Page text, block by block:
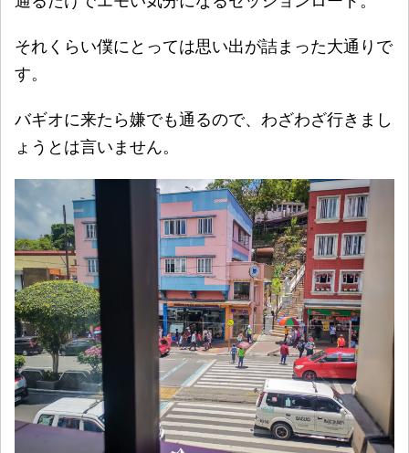
それくらい僕にとっては思い出が詰まった大通りで
す。
バギオに来たら嫌でも通るので、わざわざ行きまし
ょうとは言いません。